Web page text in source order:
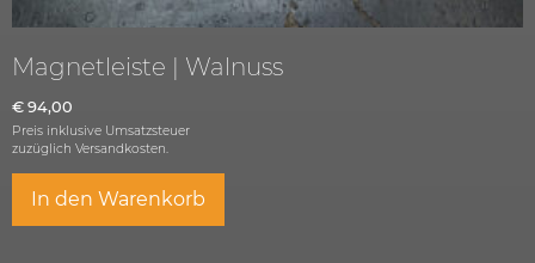
Magnetleiste | Walnuss
€ 94,00
Preis inklusive Umsatzsteuer
zuzüglich Versandkosten.
In den Warenkorb